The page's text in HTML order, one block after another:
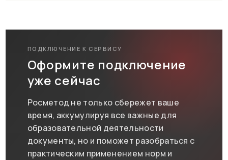
ПОДКЛЮЧЕНИЕ К СЕРВИСУ
Оформите подключение
уже сейчас
Росметод не только сбережет ваше
время, аккумулируя все важные для
образовательной деятельности
документы, но и поможет разобраться с
практическим применением норм и